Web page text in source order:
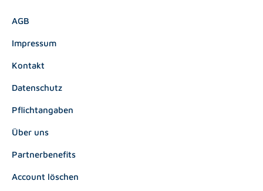
AGB
Impressum
Kontakt
Datenschutz
Pflichtangaben
Über uns
Partnerbenefits
Account löschen